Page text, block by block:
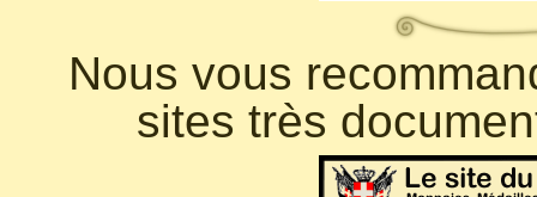
Nous vous
sites très